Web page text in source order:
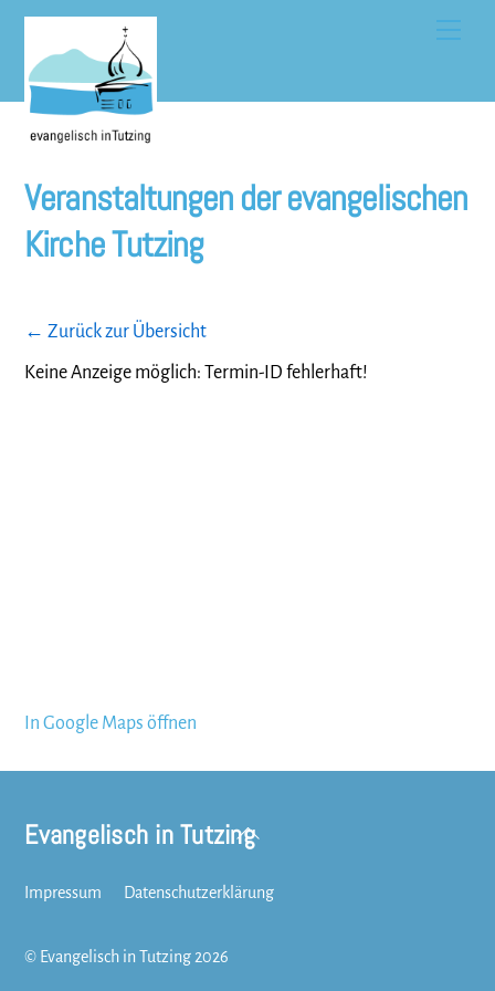
Skip
content
Veranstaltungen der evangelischen
Kirche Tutzing
← Zurück zur Übersicht
Keine Anzeige möglich: Termin-ID fehlerhaft!
In Google Maps öffnen
Back
To
Evangelisch in Tutzing
Impressum Datenschutzerklärung
© Evangelisch in Tutzing 2026